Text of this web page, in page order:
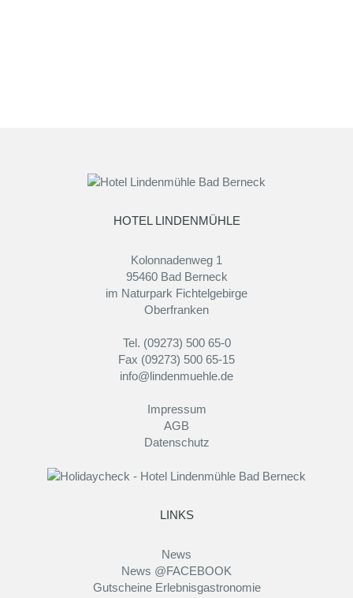
HOTEL LINDENMÜHLE
Kolonnadenweg 1
95460 Bad Berneck
im Naturpark Fichtelgebirge
Oberfranken
Tel. (09273) 500 65-0
Fax (09273) 500 65-15
info@lindenmuehle.de
Impressum
AGB
Datenschutz
LINKS
News
News @FACEBOOK
Gutscheine Erlebnisgastronomie